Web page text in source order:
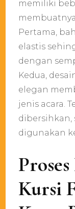
memiliki
Pertama,
elastis
dengan
Kedua,
elegan
jenis acara.
digunakan
Kursi